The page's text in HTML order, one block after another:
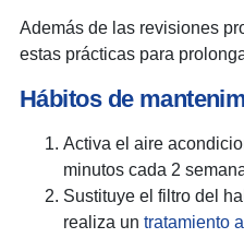
Además de las revisiones
estas prácticas para
Hábitos de
Activa el aire
minutos cada 2
Sustituye el filtro del
realiza un tratamiento